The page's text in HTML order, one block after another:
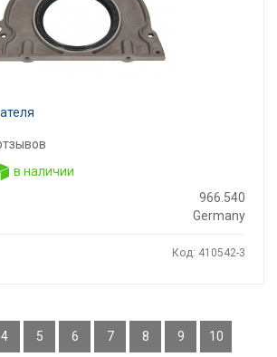
в наличии
966.540
Germany
Код: 410542-3
4 5 6 7 8 9 10